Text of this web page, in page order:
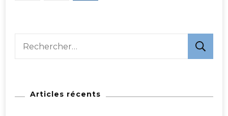
publications
Rechercher :
Articles récents